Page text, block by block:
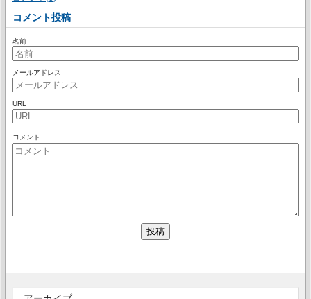
コメント投稿
名前
メールアドレス
URL
コメント